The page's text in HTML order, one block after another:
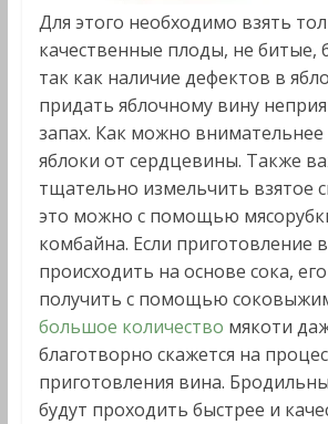
Для этого необходимо взять
качественные плоды, не битые,
так как наличие дефектов в
придать яблочному вину
запах. Как можно внимательнее
яблоки от сердцевины. Также
тщательно измельчить взятое
это можно с помощью
комбайна. Если приготовление
происходить на основе сока,
получить с помощью
большое количество мякоти
благотворно скажется на
приготовления вина.
будут проходить быстрее и